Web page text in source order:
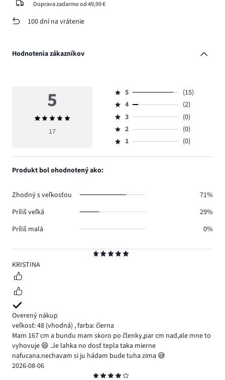
Doprava zadarmo od 49,99 €
100 dní na vrátenie
Hodnotenia zákazníkov
5
KRISTINA
Overený nákup
veľkosť: 48 (vhodná) ,farba: čierna
Mam 167 cm a bundu mam skoro po členky,par cm nad,ale mne to
vyhovuje 😄 .Je lahka no dosť tepla taka mierne
nafucana.nechavam si ju hádam bude tuha zima 😅
2026-08-06
5
Priemerné
hodnotenie
17
Hodnotenie
5,
počet
hlasov
15.
5
(15)
Hodnotenie
4,
počet
hlasov
4
(2)
Hodnotenie
3,
počet
3
(0)
Hodnotenie
2,
2
(0)
Hodnotenie
1,
1 (0)
Produkt bol ohodnotený ako:
Zhodný s veľkosťou
71%
Príliš veľká
29%
Príliš malá
0%